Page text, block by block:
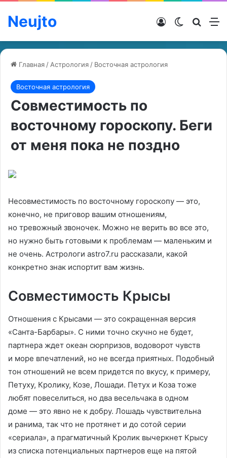
Neujto Switch skin
Войти
Главная / Астрология / Восточная астрология
Восточная астрология
Совместимость по
восточному гороскопу. Беги
от меня пока не поздно
Несовместимость по восточному гороскопу — это,
конечно, не приговор вашим отношениям,
но тревожный звоночек. Можно не верить во все это,
но нужно быть готовыми к проблемам — маленьким и
не очень. Астрологи astro7.ru рассказали, какой
конкретно знак испортит вам жизнь.
Совместимость Крысы
Отношения с Крысами — это сокращенная версия
«Санта-Барбары». С ними точно скучно не будет,
партнера ждет океан сюрпризов, водоворот чувств
и море впечатлений, но не всегда приятных. Подобный
тон отношений не всем придется по вкусу, к примеру,
Петуху, Кролику, Козе, Лошади. Петух и Коза тоже
любят повеселиться, но два весельчака в одном
доме — это явно не к добру. Лошадь чувствительна
и ранима, так что не протянет и до сотой серии
«сериала», а прагматичный Кролик вычеркнет Крысу
из списка потенциальных партнеров еще на пятой